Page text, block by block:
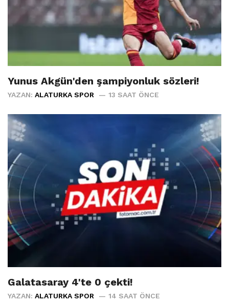
Yunus Akgün'den şampiyonluk sözleri!
YAZAN: ALATURKA SPOR 13 SAAT ÖNCE
Galatasaray 4'te 0 çekti!
YAZAN: ALATURKA SPOR 14 SAAT ÖNCE